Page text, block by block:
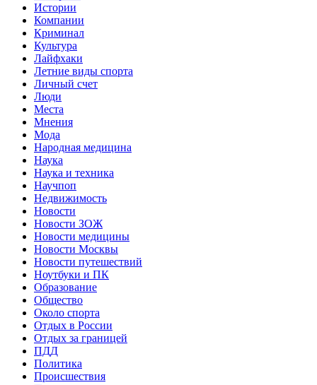
Истории
Компании
Криминал
Культура
Лайфхаки
Летние виды спорта
Личный счет
Люди
Места
Мнения
Мода
Народная медицина
Наука
Наука и техника
Научпоп
Недвижимость
Новости
Новости ЗОЖ
Новости медицины
Новости Москвы
Новости путешествий
Ноутбуки и ПК
Образование
Общество
Около спорта
Отдых в России
Отдых за границей
ПДД
Политика
Происшествия